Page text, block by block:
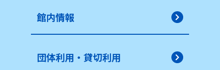
館内情報
団体利用・貸切利用